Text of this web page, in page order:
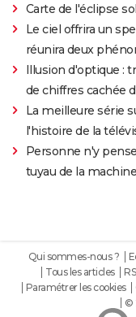
Carte de l'éclipse
Le ciel offrira un
réunira deux
Illusion d'optique :
de chiffres cachée
La meilleure série
l'histoire de la
Personne n'y
tuyau de la
Qui sommes-nous ?
Tous les articles
Paramétrer les cookies
©